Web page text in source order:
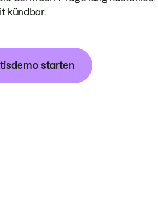
kündbar.
starten